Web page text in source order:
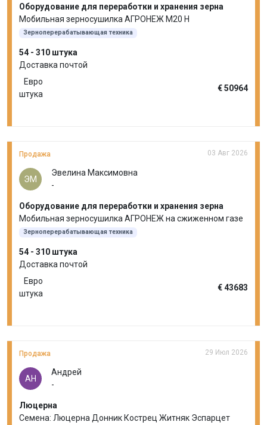
Оборудование для переработки и хранения зерна
Мобильная зерносушилка АГРОНЕЖ М20 Н
Зерноперерабатывающая техника
54 - 310 штука
Доставка почтой
Евро
штука
€ 50964
Продажа 03 Авг 2026
ЭМ
Эвелина Максимовна
-
Оборудование для переработки и хранения зерна
Мобильная зерносушилка АГРОНЕЖ на сжиженном газе
Зерноперерабатывающая техника
54 - 310 штука
Доставка почтой
Евро
штука
€ 43683
Продажа 29 Июл 2026
АН
Андрей
-
Люцерна
Семена: Люцерна Донник Кострец Житняк Эспарцет